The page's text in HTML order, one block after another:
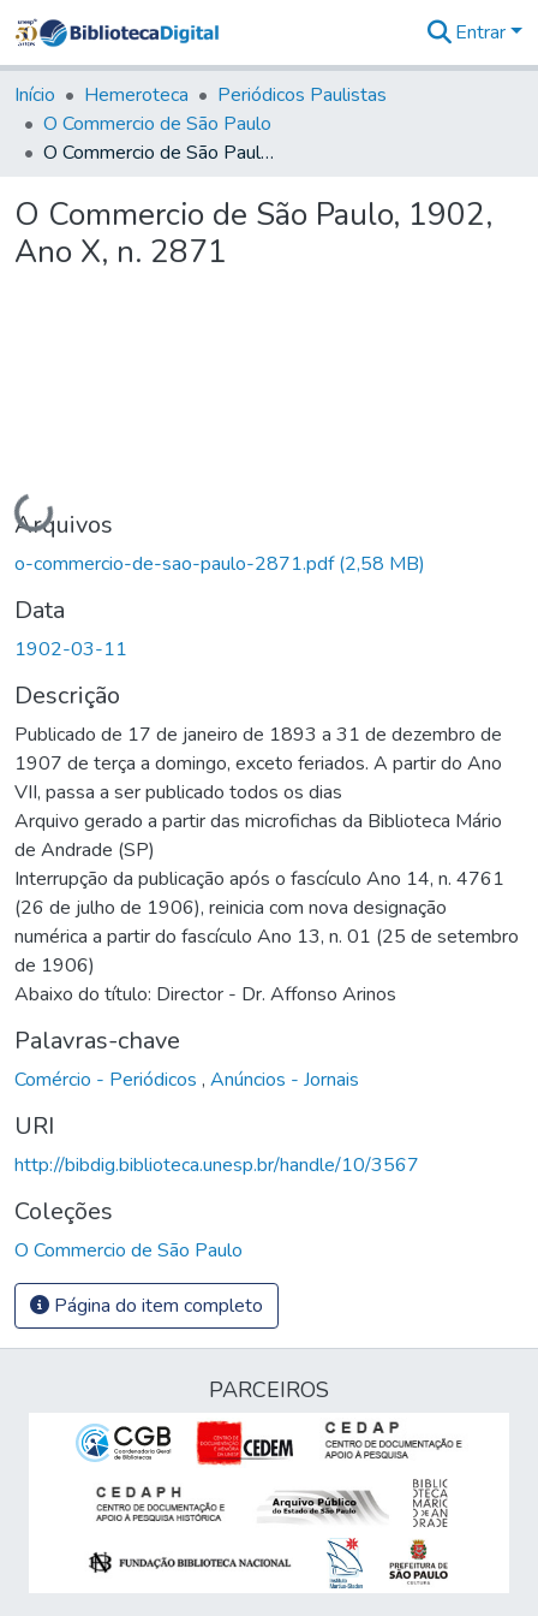
&
Coleções
Tudo na
Biblioteca
Estatísticas
Entrar
Início Hemeroteca
Periódicos Paulistas
O Commercio de São Paulo
O Commercio de São Paulo, 1902, Ano X, n. 2871
O Commercio de São Paulo, 1902,
Ano X, n. 2871
Carregando...
Arquivos
o-commercio-de-sao-paulo-2871.pdf(2,58 MB)
Data
1902-03-11
Descrição
Publicado de 17 de janeiro de 1893 a 31 de dezembro de
1907 de terça a domingo, exceto feriados. A partir do Ano
VII, passa a ser publicado todos os dias
Arquivo gerado a partir das microfichas da Biblioteca Mário
de Andrade (SP)
Interrupção da publicação após o fascículo Ano 14, n. 4761
(26 de julho de 1906), reinicia com nova designação
numérica a partir do fascículo Ano 13, n. 01 (25 de setembro
de 1906)
Abaixo do título: Director - Dr. Affonso Arinos
Palavras-chave
Comércio - Periódicos , Anúncios - Jornais
URI
http://bibdig.biblioteca.unesp.br/handle/10/3567
Coleções
O Commercio de São Paulo
Página do item completo
PARCEIROS